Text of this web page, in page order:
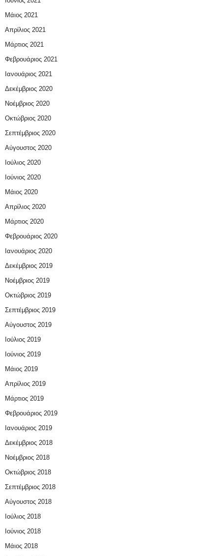
Μάιος 2021
Απρίλιος 2021
Μάρτιος 2021
Φεβρουάριος 2021
Ιανουάριος 2021
Δεκέμβριος 2020
Νοέμβριος 2020
Οκτώβριος 2020
Σεπτέμβριος 2020
Αύγουστος 2020
Ιούλιος 2020
Ιούνιος 2020
Μάιος 2020
Απρίλιος 2020
Μάρτιος 2020
Φεβρουάριος 2020
Ιανουάριος 2020
Δεκέμβριος 2019
Νοέμβριος 2019
Οκτώβριος 2019
Σεπτέμβριος 2019
Αύγουστος 2019
Ιούλιος 2019
Ιούνιος 2019
Μάιος 2019
Απρίλιος 2019
Μάρτιος 2019
Φεβρουάριος 2019
Ιανουάριος 2019
Δεκέμβριος 2018
Νοέμβριος 2018
Οκτώβριος 2018
Σεπτέμβριος 2018
Αύγουστος 2018
Ιούλιος 2018
Ιούνιος 2018
Μάιος 2018